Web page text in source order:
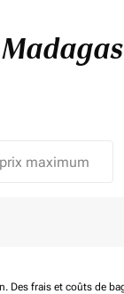
Des frais et coûts de